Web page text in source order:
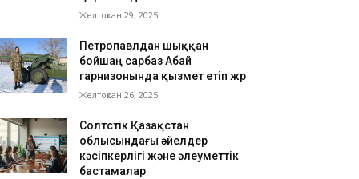
Желтоқсан 29, 2025
Петропавлдан шыққан
бойшаң сарбаз Абай
гарнизонында қызмет етіп жүр
Желтоқсан 26, 2025
Солтүстік Қазақстан
облысындағы әйелдер
кәсіпкерлігі және әлеуметтік
бастамалар